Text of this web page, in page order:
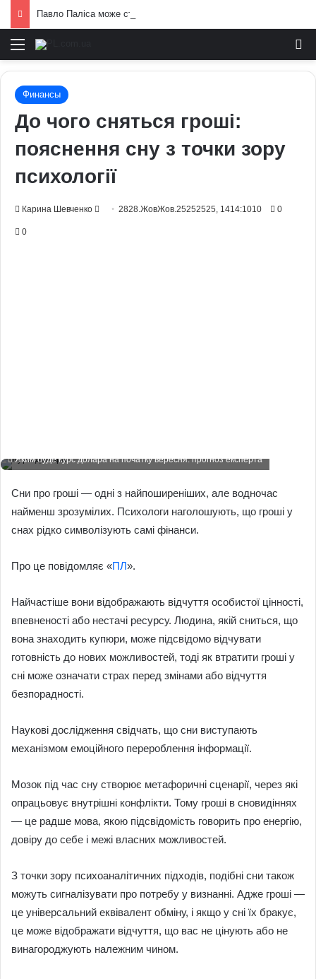
Меню
Финансы
До чого сняться гроші:
пояснення сну з точки зору
психології
Карина Шевченко
Send2828.ЖовЖов.25252525, 1414:1010 0
0
Яким буде курс долара на початку вересня: прогноз експерта
Сни про гроші — одні з найпоширеніших, але водночас
найменш зрозумілих. Психологи наголошують, що гроші у
снах рідко символізують самі фінанси.
Про це повідомляє «ПЛ».
Найчастіше вони відображають відчуття особистої цінності,
впевненості або нестачі ресурсу. Людина, якій сниться, що
вона знаходить купюри, може підсвідомо відчувати
готовність до нових можливостей, тоді як втратити гроші у
сні може означати страх перед змінами або відчуття
безпорадності.
Наукові дослідження свідчать, що сни виступають
механізмом емоційного перероблення інформації.
Мозок під час сну створює метафоричні сценарії, через які
опрацьовує внутрішні конфлікти. Тому гроші в сновидіннях
— це радше мова, якою підсвідомість говорить про енергію,
довіру до себе і межі власних можливостей.
З точки зору психоаналітичних підходів, подібні сни також
можуть сигналізувати про потребу у визнанні. Адже гроші —
це універсальний еквівалент обміну, і якщо у сні їх бракує,
це може відображати відчуття, що вас не цінують або не
винагороджують належним чином.